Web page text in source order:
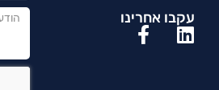
עקבו אחרינו